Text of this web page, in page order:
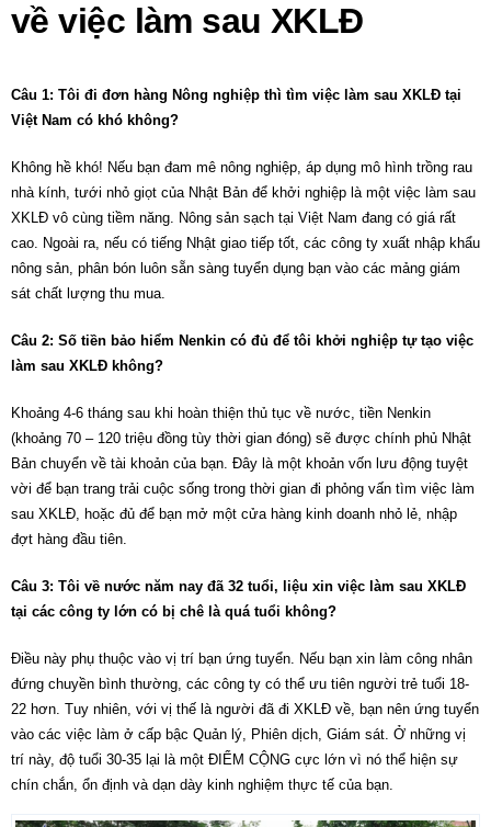
về việc làm sau XKLĐ
Câu 1: Tôi đi đơn hàng Nông nghiệp thì tìm việc làm sau XKLĐ tại
Việt Nam có khó không?
Không hề khó! Nếu bạn đam mê nông nghiệp, áp dụng mô hình trồng rau
nhà kính, tưới nhỏ giọt của Nhật Bản để khởi nghiệp là một việc làm sau
XKLĐ vô cùng tiềm năng. Nông sản sạch tại Việt Nam đang có giá rất
cao. Ngoài ra, nếu có tiếng Nhật giao tiếp tốt, các công ty xuất nhập khẩu
nông sản, phân bón luôn sẵn sàng tuyển dụng bạn vào các mảng giám
sát chất lượng thu mua.
Câu 2: Số tiền bảo hiểm Nenkin có đủ để tôi khởi nghiệp tự tạo việc
làm sau XKLĐ không?
Khoảng 4-6 tháng sau khi hoàn thiện thủ tục về nước, tiền Nenkin
(khoảng 70 – 120 triệu đồng tùy thời gian đóng) sẽ được chính phủ Nhật
Bản chuyển về tài khoản của bạn. Đây là một khoản vốn lưu động tuyệt
vời để bạn trang trải cuộc sống trong thời gian đi phỏng vấn tìm việc làm
sau XKLĐ, hoặc đủ để bạn mở một cửa hàng kinh doanh nhỏ lẻ, nhập
đợt hàng đầu tiên.
Câu 3: Tôi về nước năm nay đã 32 tuổi, liệu xin việc làm sau XKLĐ
tại các công ty lớn có bị chê là quá tuổi không?
Điều này phụ thuộc vào vị trí bạn ứng tuyển. Nếu bạn xin làm công nhân
đứng chuyền bình thường, các công ty có thể ưu tiên người trẻ tuổi 18-
22 hơn. Tuy nhiên, với vị thế là người đã đi XKLĐ về, bạn nên ứng tuyển
vào các việc làm ở cấp bậc Quản lý, Phiên dịch, Giám sát. Ở những vị
trí này, độ tuổi 30-35 lại là một ĐIỂM CỘNG cực lớn vì nó thể hiện sự
chín chắn, ổn định và dạn dày kinh nghiệm thực tế của bạn.